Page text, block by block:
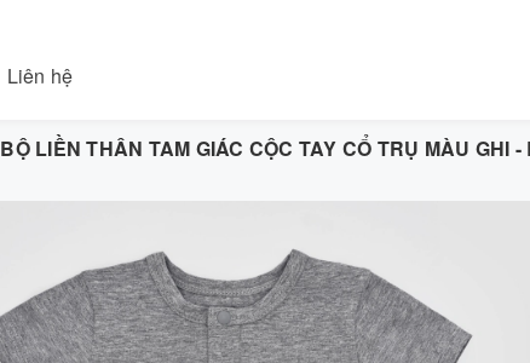
Liên hệ
BỘ LIỀN THÂN TAM GIÁC CỘC TAY CỔ TRỤ MÀU GHI